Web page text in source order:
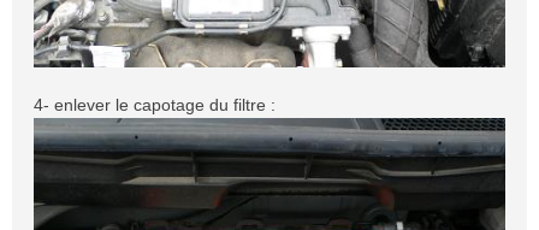
4- enlever le capotage du filtre :